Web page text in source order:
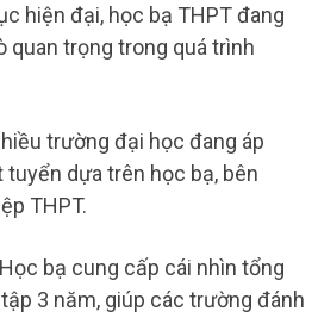
hiện đại, học bạ THPT đang
quan trọng trong quá trình
trường đại học đang áp
dựa trên học bạ, bên
THPT.
bạ cung cấp cái nhìn tổng
3 năm, giúp các trường đánh